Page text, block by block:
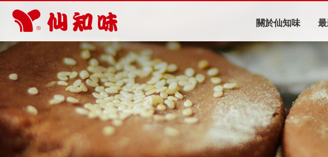
關於仙知味